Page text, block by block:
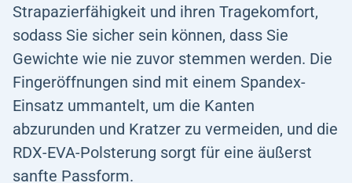
Strapazierfähigkeit und ihren Tragekomfort,
sodass Sie sicher sein können, dass Sie
Gewichte wie nie zuvor stemmen werden. Die
Fingeröffnungen sind mit einem Spandex-
Einsatz ummantelt, um die Kanten
abzurunden und Kratzer zu vermeiden, und die
RDX-EVA-Polsterung sorgt für eine äußerst
sanfte Passform.